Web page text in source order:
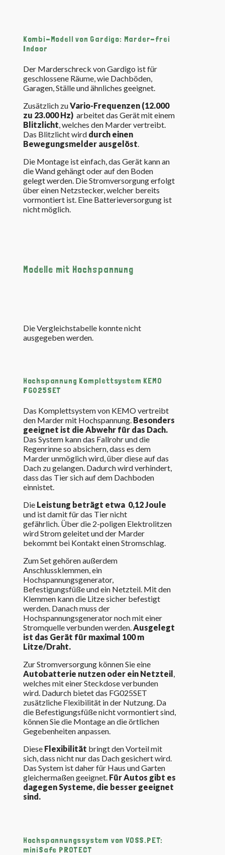
Kombi-Modell von Gardigo: Marder-frei
Indoor
Der Marderschreck von Gardigo ist für
geschlossene Räume, wie Dachböden,
Garagen, Ställe und ähnliches geeignet.
Zusätzlich zuVario-Frequenzen (12.000
zu 23.000 Hz) arbeitet das Gerät mit einem
Blitzlicht, welches den Marder vertreibt.
Das Blitzlicht wird durch einen
Bewegungsmelder ausgelöst.
Die Montage ist einfach, das Gerät kann an
die Wand gehängt oder auf den Boden
gelegt werden. Die Stromversorgung erfolgt
über einen Netzstecker, welcher bereits
vormontiert ist. Eine Batterieversorgung ist
nicht möglich.
Modelle mit Hochspannung
Die Vergleichstabelle konnte nicht
ausgegeben werden.
Hochspannung Komplettsystem KEMO
FG025SET
Das Komplettsystem von KEMO vertreibt
den Marder mit Hochspannung. Besonders
geeignet ist die Abwehr für das Dach.
Das System kann das Fallrohr und die
Regenrinne so absichern, dass es dem
Marder unmöglich wird, über diese auf das
Dach zu gelangen. Dadurch wird verhindert,
dass das Tier sich auf dem Dachboden
einnistet.
Die Leistung beträgt etwa 0,12 Joule
und ist damit für das Tier nicht
gefährlich. Über die 2-poligen Elektrolitzen
wird Strom geleitet und der Marder
bekommt bei Kontakt einen Stromschlag.
Zum Set gehören außerdem
Anschlussklemmen, ein
Hochspannungsgenerator,
Befestigungsfüße und ein Netzteil. Mit den
Klemmen kann die Litze sicher befestigt
werden. Danach muss der
Hochspannungsgenerator noch mit einer
Stromquelle verbunden werden.Ausgelegt
ist das Gerät für maximal 100 m
Litze/Draht.
Zur Stromversorgung können Sie eine
Autobatterie nutzen oder ein Netzteil ,
welches mit einer Steckdose verbunden
wird. Dadurch bietet das FG025SET
zusätzliche Flexibilität in der Nutzung. Da
die Befestigungsfüße nicht vormontiert sind,
können Sie die Montage an die örtlichen
Gegebenheiten anpassen.
Diese Flexibilität bringt den Vorteil mit
sich, dass nicht nur das Dach gesichert wird.
Das System ist daher für Haus und Garten
gleichermaßen geeignet. Für Autos gibt es
dagegen Systeme, die besser geeignet
sind.
Hochspannungssystem von VOSS.PET:
miniSafe PROTECT